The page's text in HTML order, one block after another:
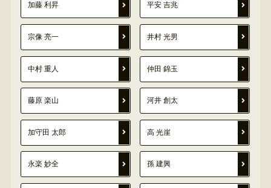
加藤 利昇 平安 吉兆
宗像 亮一 井村 光男
中村 重人 仲田 錦玉
藤原 楽山 河井 創太
加守田 太郎 高 光崖
永楽 妙全 孫 建興